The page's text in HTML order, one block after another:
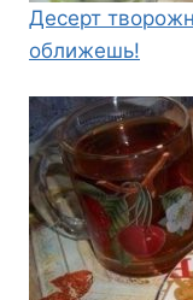
Десерт
оближешь!